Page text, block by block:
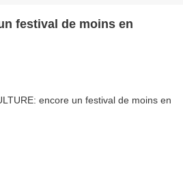
festival de moins en